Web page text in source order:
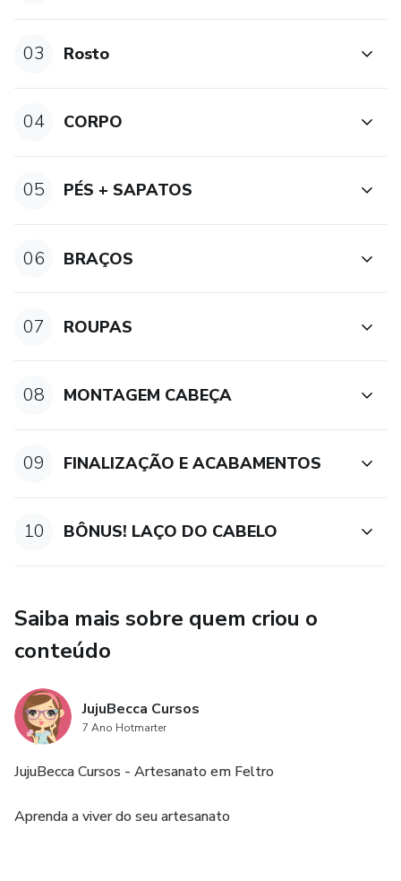
03 Rosto
04 CORPO
05 PÉS + SAPATOS
06 BRAÇOS
07 ROUPAS
08 MONTAGEM CABEÇA
09 FINALIZAÇÃO E ACABAMENTOS
10 BÔNUS! LAÇO DO CABELO
Saiba mais sobre quem criou o
conteúdo
JujuBecca Cursos
7 Ano Hotmarter
JujuBecca Cursos - Artesanato em Feltro
Aprenda a viver do seu artesanato